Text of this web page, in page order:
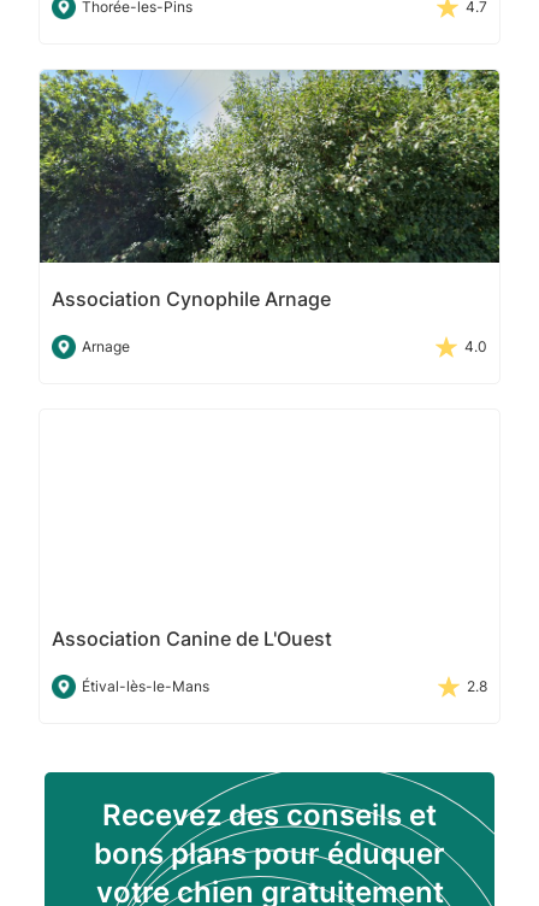
Thorée-les-Pins 4.7
Association Cynophile Arnage
Arnage 4.0
Association Canine de L'Ouest
Étival-lès-le-Mans 2.8
Recevez des conseils et
bons plans pour éduquer
votre chien gratuitement